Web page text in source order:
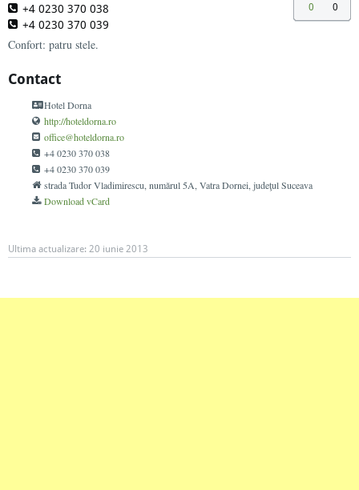
+4 0230 370 038
+4 0230 370 039
0 0
Confort: patru stele.
Contact
Hotel Dorna
http://hoteldorna.ro
office@hoteldorna.ro
+4 0230 370 038
+4 0230 370 039
strada Tudor Vladimirescu, numărul 5A , Vatra Dornei, judeţul Suceava
Download vCard
Ultima actualizare: 20 iunie 2013